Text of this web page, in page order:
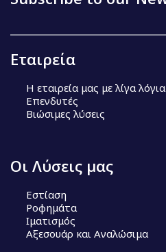
Εταιρεία
Η εταιρεία μας με λίγα λόγια
Επενδυτές
Βιώσιμες λύσεις
Οι Λύσεις μας
Εστίαση
Ροφημάτα
Ιματισμός
Αξεσουάρ και Αναλώσιμα